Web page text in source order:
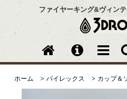
ファイヤーキング&ヴィン
ホーム >パイレックス > カップ＆